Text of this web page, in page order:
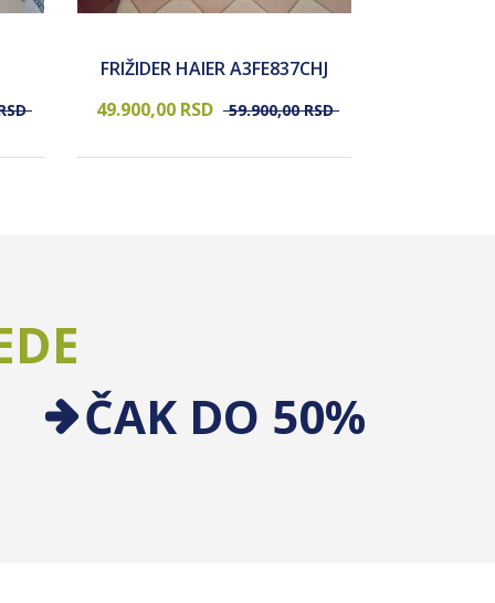
FRIŽIDER HAIER A3FE837CHJ
49.900,00 RSD 59.900,00 RSD
ČAK DO 50%